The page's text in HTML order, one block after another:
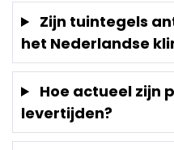
Zijn tuintegels
het Nederlandse
Hoe actueel zijn
levertijden?